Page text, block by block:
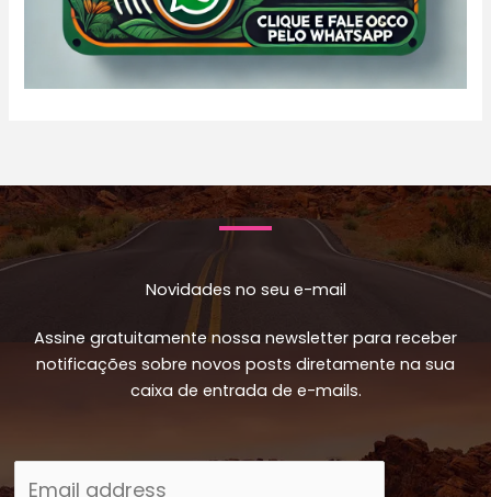
Novidades no seu e-mail
Assine gratuitamente nossa newsletter para receber
notificações sobre novos posts diretamente na sua
caixa de entrada de e-mails.